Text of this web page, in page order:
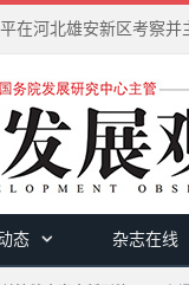
态 杂志在线